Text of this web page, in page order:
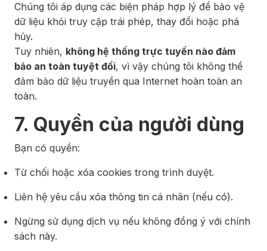
Chúng tôi áp dụng các biện pháp hợp lý để bảo vệ
dữ liệu khỏi truy cập trái phép, thay đổi hoặc phá
hủy.
Tuy nhiên, không hệ thống trực tuyến nào đảm
bảo an toàn tuyệt đối, vì vậy chúng tôi không thể
đảm bảo dữ liệu truyền qua Internet hoàn toàn an
toàn.
7. Quyền của người dùng
Bạn có quyền:
Từ chối hoặc xóa cookies trong trình duyệt.
Liên hệ yêu cầu xóa thông tin cá nhân (nếu có).
Ngừng sử dụng dịch vụ nếu không đồng ý với chính
sách này.